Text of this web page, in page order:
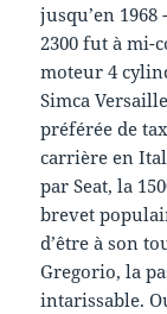
jusqu’en
2300 fut à mi-
moteur 4
Simca
préférée de
carrière en
par Seat, la
brevet
d’être à son
Gregorio, la
intarissable.